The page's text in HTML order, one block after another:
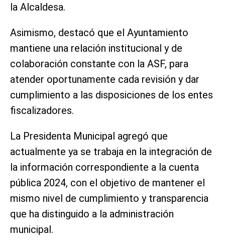
la Alcaldesa.
Asimismo, destacó que el Ayuntamiento
mantiene una relación institucional y de
colaboración constante con la ASF, para
atender oportunamente cada revisión y dar
cumplimiento a las disposiciones de los entes
fiscalizadores.
La Presidenta Municipal agregó que
actualmente ya se trabaja en la integración de
la información correspondiente a la cuenta
pública 2024, con el objetivo de mantener el
mismo nivel de cumplimiento y transparencia
que ha distinguido a la administración
municipal.